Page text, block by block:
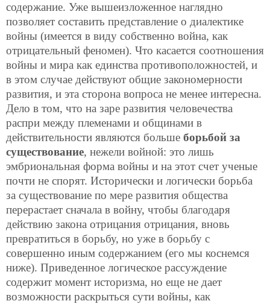
содержание. Уже вышеизложенное наглядно
позволяет составить представление о диалектике
войны (имеется в виду собственно война, как
отрицательный феномен). Что касается соотношения
войны и мира как единства противоположностей, и
в этом случае действуют общие закономерности
развития, и эта сторона вопроса не менее интересна.
Дело в том, что на заре развития человечества
распри между племенами и общинами в
действительности являются больше борьбой за
существование, нежели войной: это лишь
эмбриональная форма войны и на этот счет ученые
почти не спорят. Исторически и логически борьба
за существование по мере развития общества
перерастает сначала в войну, чтобы благодаря
действию закона отрицания отрицания, вновь
превратиться в борьбу, но уже в борьбу с
совершенно иным содержанием (его мы коснемся
ниже). Приведенное логическое рассуждение
содержит момент историзма, но еще не дает
возможности раскрыться сути войны, как